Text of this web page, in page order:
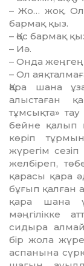
– Жо… жоқ. Ол
бармақ қыз.
– Қос бармақ
– Иә.
– Онда
– Ол
Қара шана
алыстаған
тұмсықта»
бейне қалып
көріп
жүрегім
желбі­реп,
қарасы қара
бұғып қалған
қара шана
мәңгілікке
сидыра
бір жола
аспанына